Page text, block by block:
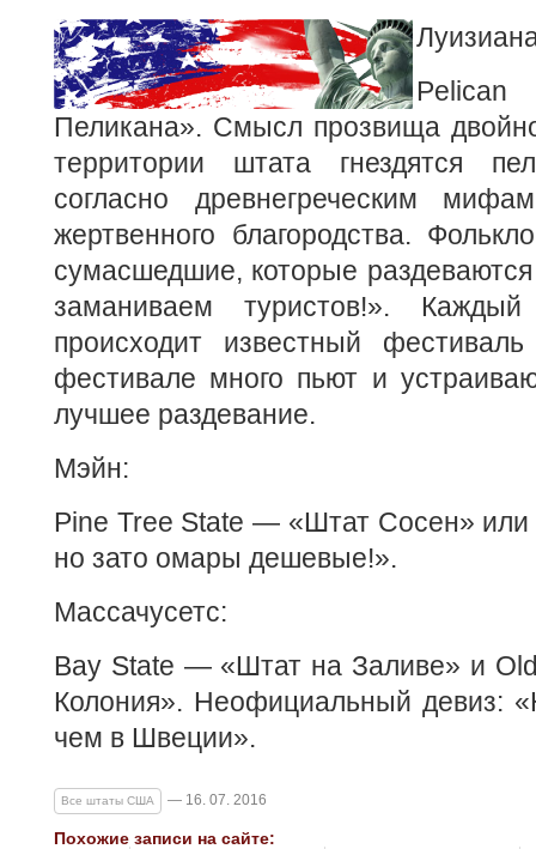
Пеликана». Смысл прозвища
территории штата гнездятся
согласно древнегреческим
жертвенного благородства.
сумасшедшие, которые
заманиваем туристов!».
происходит известный
фестивале много пьют и
лучшее раздевание.
Мэйн:
Pine Tree State — «Штат Сосен» или
но зато омары дешевые!».
Массачусетс:
Bay State — «Штат на Заливе» и
Колония». Неофициальный девиз:
чем в Швеции».
Все штаты США — 16. 07. 2016
Похожие записи на сайте: